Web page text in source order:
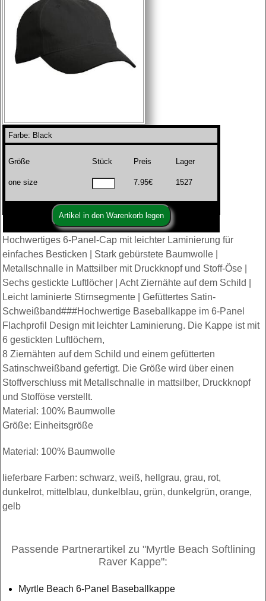
Farbe: Black
Größe Stück Preis Lager
one size 7.95€ 1527
Hochwertiges 6-Panel-Cap mit leichter Laminierung für
einfaches Besticken | Stark gebürstete Baumwolle |
Metallschnalle in Mattsilber mit Druckknopf und Stoff-Öse |
Sechs gestickte Luftlöcher | Acht Ziernähte auf dem Schild |
Leicht laminierte Stirnsegmente | Gefüttertes Satin-
Schweißband###Hochwertige Baseballkappe im 6-Panel
Flachprofil Design mit leichter Laminierung. Die Kappe ist mit
6 gestickten Luftlöchern,
8 Ziernähten auf dem Schild und einem gefütterten
Satinschweißband gefertigt. Die Größe wird über einen
Stoffverschluss mit Metallschnalle in mattsilber, Druckknopf
und Stofföse verstellt.
Material: 100% Baumwolle
Größe: Einheitsgröße
Material: 100% Baumwolle
lieferbare Farben: schwarz, weiß, hellgrau, grau, rot,
dunkelrot, mittelblau, dunkelblau, grün, dunkelgrün, orange,
gelb
Passende Partnerartikel zu "Myrtle Beach Softlining
Raver Kappe":
Myrtle Beach 6-Panel Baseballkappe